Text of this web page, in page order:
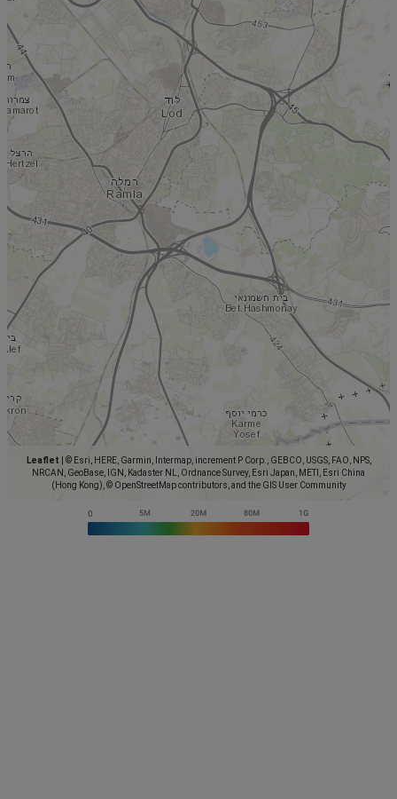
Leaflet
© Esri, HERE, Garmin, Intermap, increment P Corp., GEBCO, USGS, FAO, NPS,
NRCAN, GeoBase, IGN, Kadaster NL, Ordnance Survey, Esri Japan, METI, Esri China
(Hong Kong), © OpenStreetMap contributors, and the GIS User Community